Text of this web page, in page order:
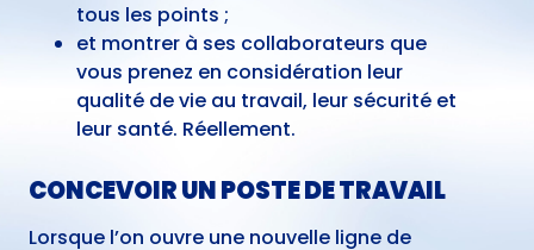
tous les points ;
et montrer à ses collaborateurs que
vous prenez en considération leur
qualité de vie au travail, leur sécurité et
leur santé. Réellement.
CONCEVOIR UN POSTE DE TRAVAIL
Lorsque l’on ouvre une nouvelle ligne de